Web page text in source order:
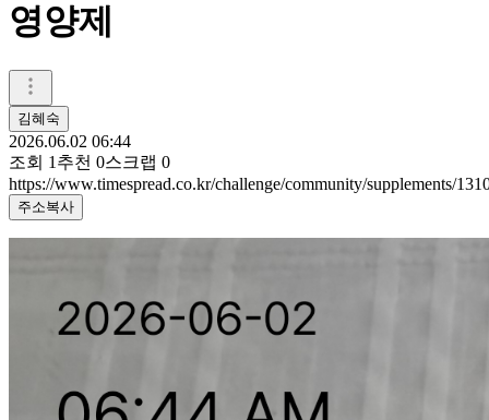
영양제
김혜숙
2026.06.02 06:44
조회 1 추천 0스크랩 0
https://www.timespread.co.kr/challenge/community/supplements/
주소복사